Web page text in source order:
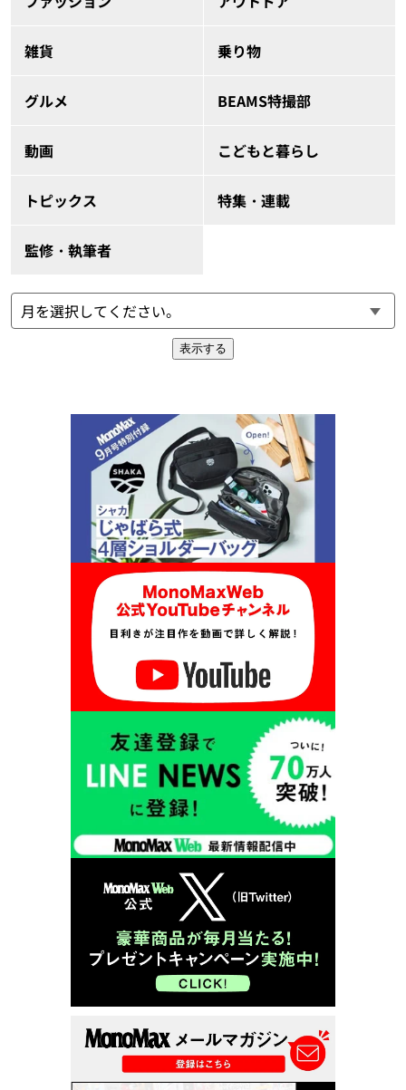
雑貨 乗り物
グルメ BEAMS特撮部
動画 こどもと暮らし
トピックス 特集・連載
監修・執筆者
表示する